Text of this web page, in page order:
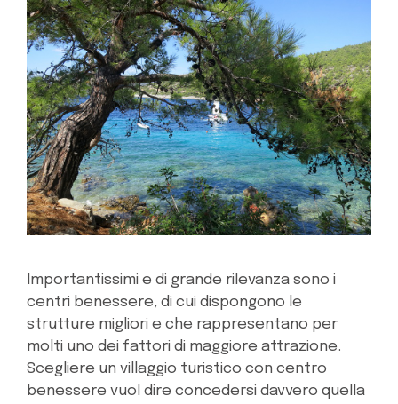
Importantissimi e di grande rilevanza sono i
centri benessere, di cui dispongono le
strutture migliori e che rappresentano per
molti uno dei fattori di maggiore attrazione.
Scegliere un villaggio turistico con centro
benessere vuol dire concedersi davvero quella